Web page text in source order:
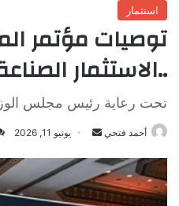
استثمار
توصيات مؤتمر
..الاستثمار
تحت رعاية رئيس مجلس
أحمد فتحي
أرسل
إلكترونيا
يونيو 11, 2026